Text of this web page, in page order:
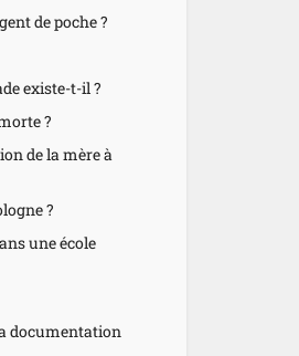
de poche ?
existe-t-il ?
?
de la mère à
?
une école
documentation